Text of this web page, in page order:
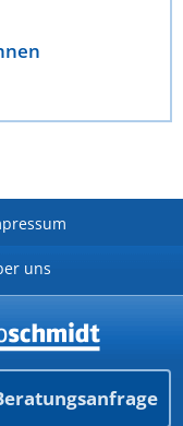
uns